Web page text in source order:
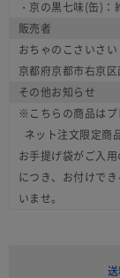
・京の黒七味(缶)：
販売者
おちゃのこさいさい
京都府京都市右京
その他お知らせ
※こちらの商品はプ
ネット注文限定商
お手提げ袋がご入
につき、お付けで
いませ。
送